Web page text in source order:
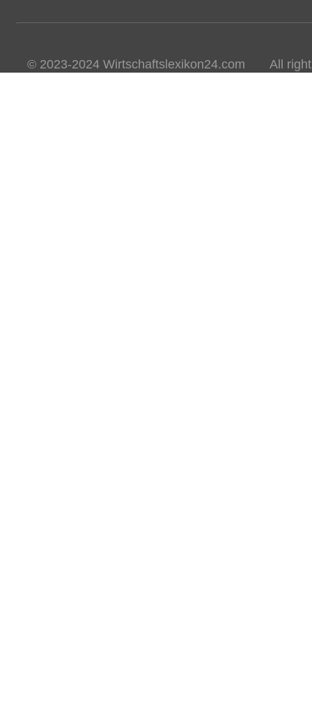
© 2023-2024 Wirtschaftslexikon24.com All